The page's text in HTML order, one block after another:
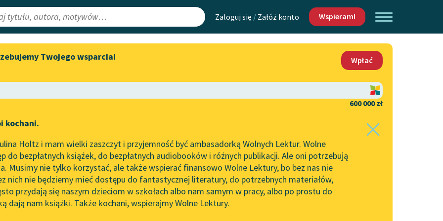
Zaloguj się / Załóż konto Wspieram!
Lektury
redakcyjne
Aktualności
„Prokurator Alicja Horn” do
literatury skandynawskiej
Spotkanie z Katarzyną Tunkiel
w Oslo
102. lata temu zmarł Joseph
Conrad
Mapa Wolnych Lektur
Leśmianator
API
OAI-PMH
Widget Wolnych Lektur
Kontakt
O projekcie
Zasady wykorzystania
Wolnych Lektur
Logotypy
Materiały promocyjne
Twojego wsparcia!
Wpłać
600 000 zł
kochani.
Holtz i mam wielki zaszczyt i przyjemność być ambasadorką Wolnych Lektur. Wolne
do bezpłatnych książek, do bezpłatnych audiobooków i różnych publikacji. Ale oni potrzebują
Musimy nie tylko korzystać, ale także wspierać finansowo Wolne Lektury, bo bez nas nie
nich nie będziemy mieć dostępu do fantastycznej literatury, do potrzebnych materiałów,
przydają się naszym dzieciom w szkołach albo nam samym w pracy, albo po prostu do
dają nam książki. Także kochani, wspierajmy Wolne Lektury.
Susan Coolidge✖